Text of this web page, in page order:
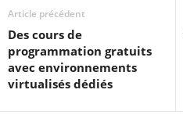
Article précédent
Des cours de
programmation gratuits
avec environnements
virtualisés dédiés